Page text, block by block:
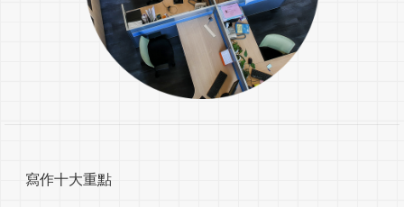
寫作十大重點